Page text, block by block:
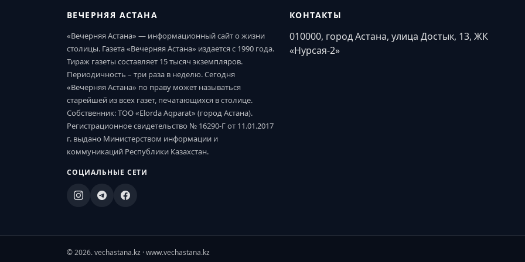
ВЕЧЕРНЯЯ АСТАНА
«Вечерняя Астана» — информационный сайт о жизни
столицы. Газета «Вечерняя Астана» издается с 1990 года.
Тираж газеты составляет 15 тысяч экземпляров.
Периодичность – три раза в неделю. Сегодня
«Вечерняя Астана» по праву может называться
старейшей из всех газет, печатающихся в столице.
Собственник: ТОО «Elorda Aqparat» (город Астана).
Регистрационное свидетельство № 16290-Г от 11.01.2017
г. выдано Министерством информации и
коммуникаций Республики Казахстан.
СОЦИАЛЬНЫЕ СЕТИ
КОНТАКТЫ
010000, город Астана, улица Достык, 13, ЖК
«Нурсая-2»
© 2026. vechastana.kz · www.vechastana.kz